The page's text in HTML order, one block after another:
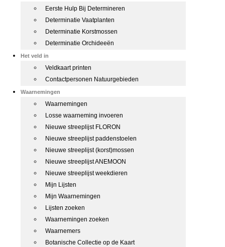
Eerste Hulp Bij Determineren
Determinatie Vaatplanten
Determinatie Korstmossen
Determinatie Orchideeën
Het veld in
Veldkaart printen
Contactpersonen Natuurgebieden
Waarnemingen
Waarnemingen
Losse waarneming invoeren
Nieuwe streeplijst FLORON
Nieuwe streeplijst paddenstoelen
Nieuwe streeplijst (korst)mossen
Nieuwe streeplijst ANEMOON
Nieuwe streeplijst weekdieren
Mijn Lijsten
Mijn Waarnemingen
Lijsten zoeken
Waarnemingen zoeken
Waarnemers
Botanische Collectie op de Kaart